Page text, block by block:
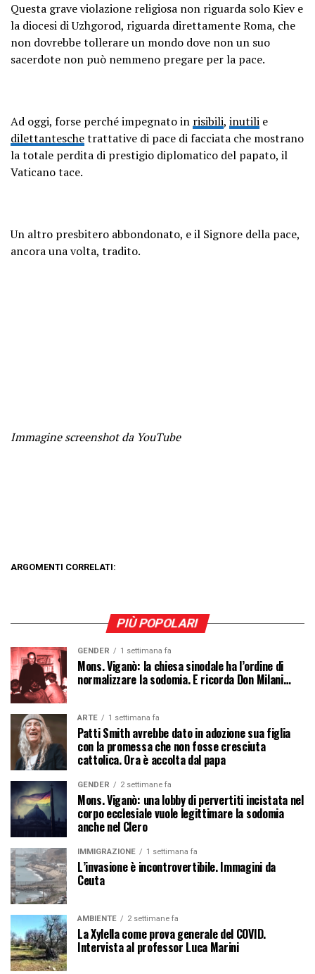
Questa grave violazione religiosa non riguarda solo Kiev e
la diocesi di Uzhgorod, riguarda direttamente Roma, che
non dovrebbe tollerare un mondo dove non un suo
sacerdote non può nemmeno pregare per la pace.
Ad oggi, forse perché impegnato in risibili, inutili e
dilettanteschetrattative di pace di facciata che mostrano
la totale perdita di prestigio diplomatico del papato, il
Vaticano tace.
Un altro presbitero abbondonato, e il Signore della pace,
ancora una volta, tradito.
Immagine screenshot da YouTube
ARGOMENTI CORRELATI:
PIÙ POPOLARI
GENDER 1 settimana fa
Mons. Viganò: la chiesa sinodale ha l’ordine di
normalizzare la sodomia. E ricorda Don Milani…
ARTE 1 settimana fa
Patti Smith avrebbe dato in adozione sua figlia
con la promessa che non fosse cresciuta
cattolica. Ora è accolta dal papa
GENDER 2 settimane fa
Mons. Viganò: una lobby di pervertiti incistata nel
corpo ecclesiale vuole legittimare la sodomia
anche nel Clero
IMMIGRAZIONE 1 settimana fa
L’invasione è incontrovertibile. Immagini da
Ceuta
AMBIENTE 2 settimane fa
La Xylella come prova generale del COVID.
Intervista al professor Luca Marini